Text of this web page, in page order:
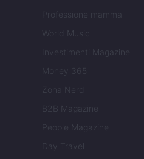
Professione mamma
World Music
Investimenti Magazine
Money 365
Zona Nerd
B2B Magazine
People Magazine
Day Travel